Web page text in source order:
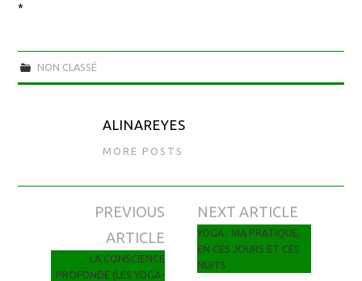
*
NON CLASSÉ
ALINAREYES
MORE POSTS
Navigation des articles
PREVIOUS
ARTICLE
LA CONSCIENCE
PROFONDE (LES YOGA-
NEXT ARTICLE
YOGA : MA PRATIQUE,
EN CES JOURS ET CES
NUITS